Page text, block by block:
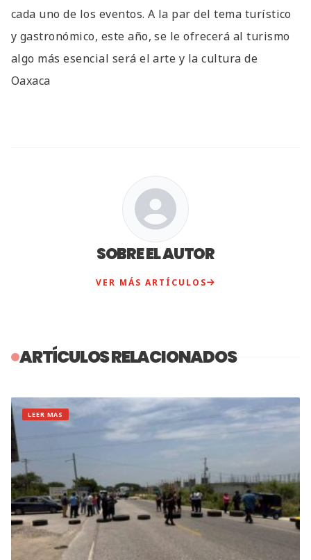
cada uno de los eventos. A la par del tema turístico
y gastronómico, este año, se le ofrecerá al turismo
algo más esencial será el arte y la cultura de
Oaxaca
SOBRE EL AUTOR
VER MÁS ARTÍCULOS
ARTÍCULOS RELACIONADOS
LEER MAS